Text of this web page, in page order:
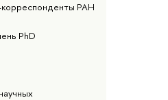
РАН
PhD